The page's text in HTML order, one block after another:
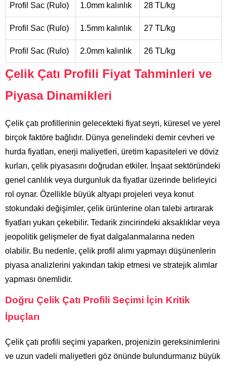
Profil Sac (Rulo) 1.0mm kalınlık 28 TL/kg
Profil Sac (Rulo) 1.5mm kalınlık 27 TL/kg
Profil Sac (Rulo) 2.0mm kalınlık 26 TL/kg
Çelik Çatı Profili Fiyat Tahminleri ve
Piyasa Dinamikleri
Çelik çatı profillerinin gelecekteki fiyat seyri, küresel ve yerel
birçok faktöre bağlıdır. Dünya genelindeki demir cevheri ve
hurda fiyatları, enerji maliyetleri, üretim kapasiteleri ve döviz
kurları, çelik piyasasını doğrudan etkiler. İnşaat sektöründeki
genel canlılık veya durgunluk da fiyatlar üzerinde belirleyici
rol oynar. Özellikle büyük altyapı projeleri veya konut
stokundaki değişimler, çelik ürünlerine olan talebi artırarak
fiyatları yukarı çekebilir. Tedarik zincirindeki aksaklıklar veya
jeopolitik gelişmeler de fiyat dalgalanmalarına neden
olabilir. Bu nedenle, çelik profil alımı yapmayı düşünenlerin
piyasa analizlerini yakından takip etmesi ve stratejik alımlar
yapması önemlidir.
Doğru Çelik Çatı Profili Seçimi İçin Kritik
İpuçları
Çelik çatı profili seçimi yaparken, projenizin gereksinimlerini
ve uzun vadeli maliyetleri göz önünde bulundurmanız büyük